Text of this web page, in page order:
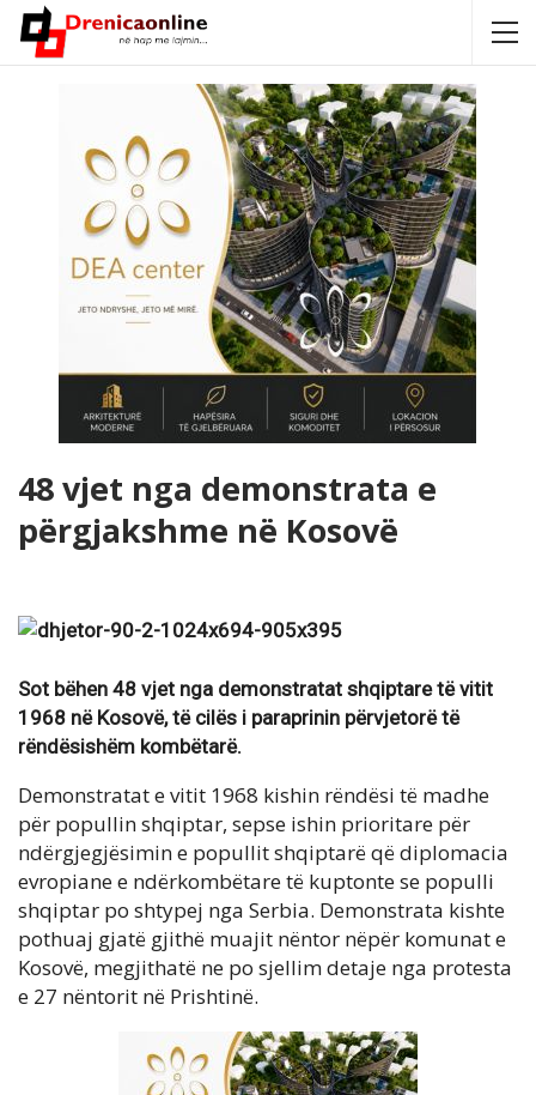
48 vjet nga demonstrata e
përgjakshme në Kosovë
Sot bëhen 48 vjet nga demonstratat shqiptare të vitit
1968 në Kosovë, të cilës i paraprinin përvjetorë të
rëndësishëm kombëtarë.
Demonstratat e vitit 1968 kishin rëndësi të madhe
për popullin shqiptar, sepse ishin prioritare për
ndërgjegjësimin e popullit shqiptarë që diplomacia
evropiane e ndërkombëtare të kuptonte se populli
shqiptar po shtypej nga Serbia. Demonstrata kishte
pothuaj gjatë gjithë muajit nëntor nëpër komunat e
Kosovë, megjithatë ne po sjellim detaje nga protesta
e 27 nëntorit në Prishtinë.